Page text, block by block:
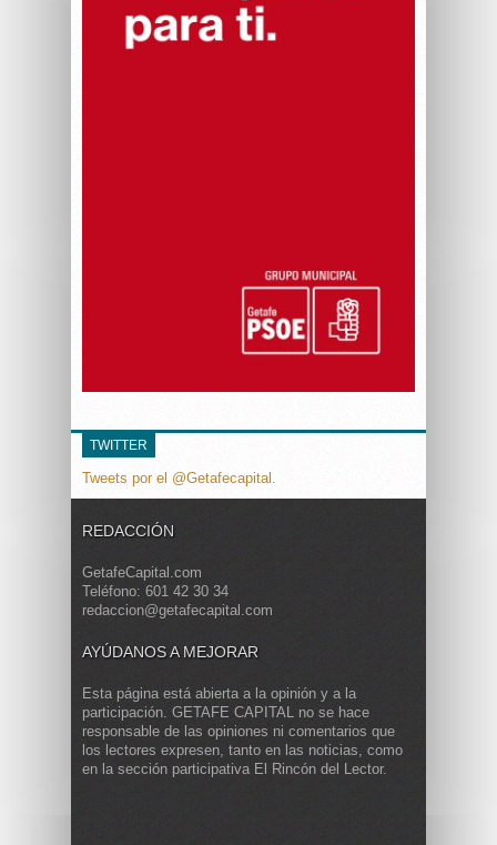
TWITTER
Tweets por el @Getafecapital.
REDACCIÓN
GetafeCapital.com
Teléfono: 601 42 30 34
redaccion@getafecapital.com
AYÚDANOS A MEJORAR
Esta página está abierta a la opinión y a la
participación. GETAFE CAPITAL no se hace
responsable de las opiniones ni comentarios que
los lectores expresen, tanto en las noticias, como
en la sección participativa El Rincón del Lector.